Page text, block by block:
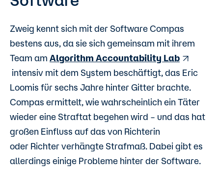
Zweig kennt sich mit der Software Compas
bestens aus, da sie sich gemeinsam mit ihrem
Team am Algorithm Accountability Lab
intensiv mit dem System beschäftigt, das Eric
Loomis für sechs Jahre hinter Gitter brachte.
Compas ermittelt, wie wahrscheinlich ein Täter
wieder eine Straftat begehen wird – und das hat
großen Einfluss auf das von Richterin
oder Richter verhängte Strafmaß. Dabei gibt es
allerdings einige Probleme hinter der Software.